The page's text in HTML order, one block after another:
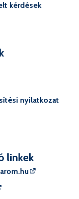
kérdések
nyilatkozat
linkek